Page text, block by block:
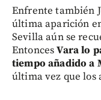
Enfrente también
última aparición
Sevilla aún se
EntoncesVara lo
tiempo añadido a
última vez que los